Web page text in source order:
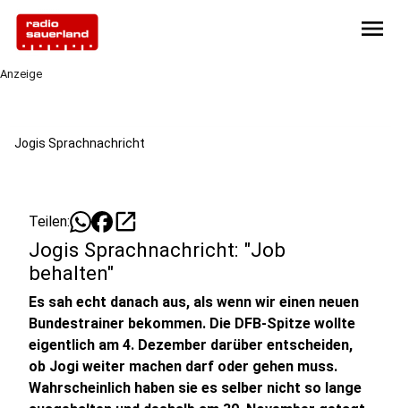
menu
Anzeige
Jogis Sprachnachricht
Teilen: open_in_new
Jogis Sprachnachricht: "Job
behalten"
Es sah echt danach aus, als wenn wir einen neuen
Bundestrainer bekommen. Die DFB-Spitze wollte
eigentlich am 4. Dezember darüber entscheiden,
ob Jogi weiter machen darf oder gehen muss.
Wahrscheinlich haben sie es selber nicht so lange